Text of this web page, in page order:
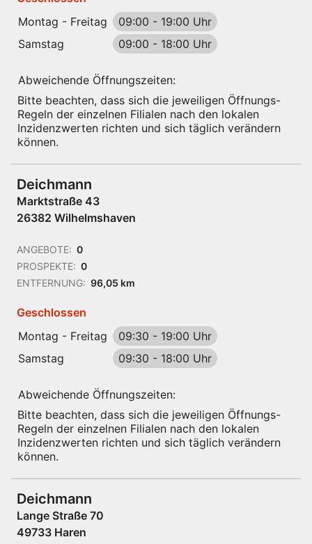
Montag - Freitag
09:00 - 19:00 Uhr
Samstag
09:00 - 18:00 Uhr
Abweichende Öffnungszeiten:
Bitte beachten, dass sich die jeweiligen Öffnungs-
Regeln der einzelnen Filialen nach den lokalen
Inzidenzwerten richten und sich täglich verändern
können.
Deichmann
Marktstraße 43
26382 Wilhelmshaven
ANGEBOTE: 0
PROSPEKTE: 0
ENTFERNUNG: 96,05 km
Geschlossen
Montag - Freitag
09:30 - 19:00 Uhr
Samstag
09:30 - 18:00 Uhr
Abweichende Öffnungszeiten:
Bitte beachten, dass sich die jeweiligen Öffnungs-
Regeln der einzelnen Filialen nach den lokalen
Inzidenzwerten richten und sich täglich verändern
können.
Deichmann
Lange Straße 70
49733 Haren